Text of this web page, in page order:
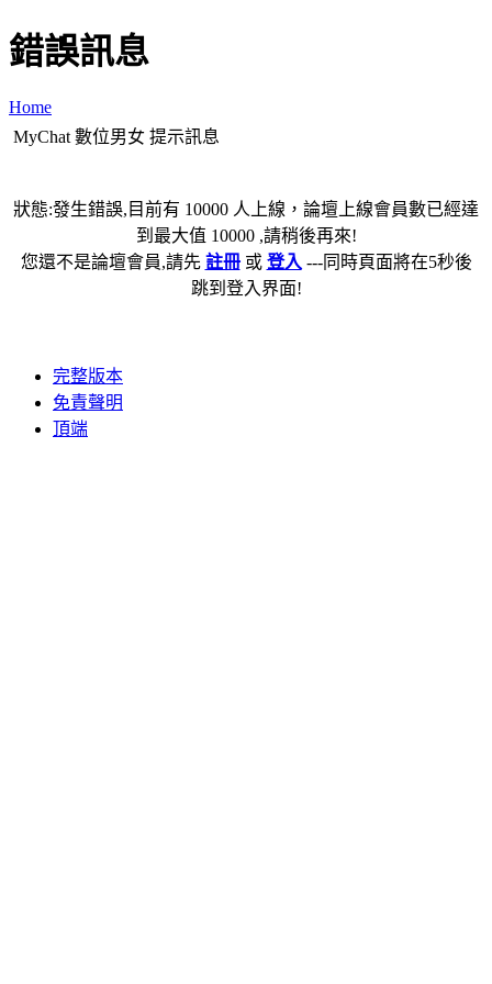
錯誤訊息
Home
MyChat 數位男女 提示訊息
狀態:發生錯誤,目前有 10000 人上線，論壇上線會員數已經達
到最大值 10000 ,請稍後再來!
您還不是論壇會員,請先 註冊或 登入 ---同時頁面將在5秒後
跳到登入界面!
完整版本
免責聲明
頂端